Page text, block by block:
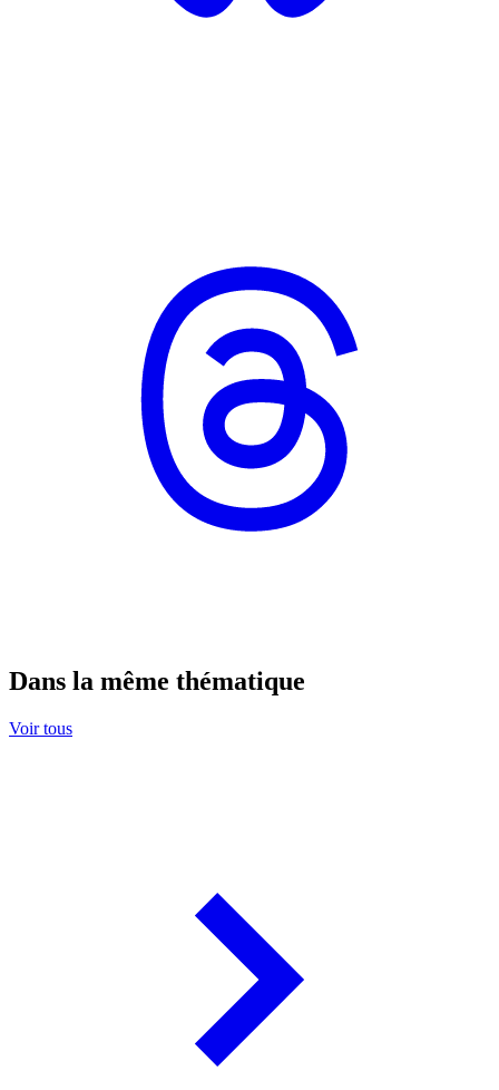
Dans la même thématique
Voir tous